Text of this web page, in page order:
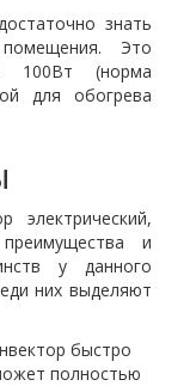
знать
Это
100Вт (норма
для обогрева
электрический,
и
у данного
них выделяют
быстро
полностью